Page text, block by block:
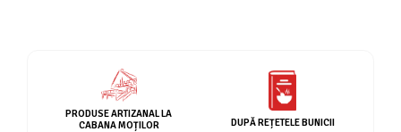
PRODUSE ARTIZANAL LA
CABANA MOȚILOR
DUPĂ REȚETELE BUNICII